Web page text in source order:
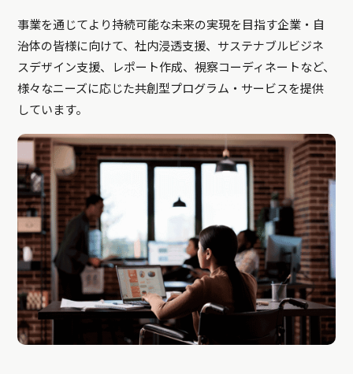
事業を通じてより持続可能な未来の実現を目指す企業・自
治体の皆様に向けて、社内浸透支援、サステナブルビジネ
スデザイン支援、レポート作成、視察コーディネートなど、
様々なニーズに応じた共創型プログラム・サービスを提供
しています。